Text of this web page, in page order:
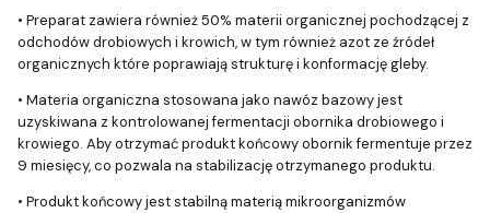
• Preparat zawiera również 50% materii organicznej pochodzącej z
odchodów drobiowych i krowich, w tym również azot ze źródeł
organicznych które poprawiają strukturę i konformację gleby.
• Materia organiczna stosowana jako nawóz bazowy jest
uzyskiwana z kontrolowanej fermentacji obornika drobiowego i
krowiego. Aby otrzymać produkt końcowy obornik fermentuje przez
9 miesięcy, co pozwala na stabilizację otrzymanego produktu.
• Produkt końcowy jest stabilną materią mikroorganizmów